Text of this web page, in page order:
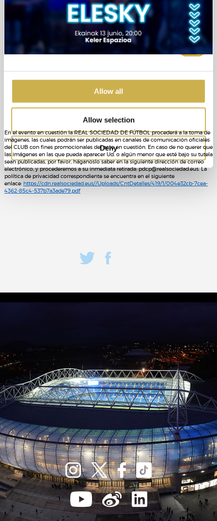
Statistics
Marketing
Allow all
Allow selection
Deny
En el evento en cuestión la REAL SOCIEDAD DE FÚTBOL procederá a la toma de
imágenes, las cuales podrán ser publicadas en canales de comunicación oficiales
del CLUB con fines promocionales del acto en cuestión. En caso de no querer que
las imágenes en las que pueda aparecer Ud. o algún menor que esté bajo su tutela
sean publicadas, por favor, háganoslo saber en la siguiente dirección de correo
electrónico, y procederemos a su inmediata retirada: pdcp@realsociedad.eus. La
política de privacidad correspondiente se encuentra en el siguiente
enlace: https://cdn.realsociedad.eus//Uploads/CntDetalles/419/1/004e32cb-7cea-
4362-85c4-537b7a3ade79.pdf